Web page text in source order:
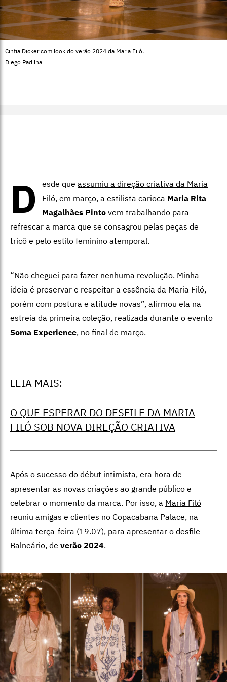
Cintia Dicker com look do verão 2024 da Maria Filó.
Diego Padilha
D esde que assumiu a direção criativa da Maria
Filó, em março, a estilista carioca Maria Rita
Magalhães Pinto vem trabalhando para
refrescar a marca que se consagrou pelas peças de
tricô e pelo estilo feminino atemporal.
“Não cheguei para fazer nenhuma revolução. Minha
ideia é preservar e respeitar a essência da Maria Filó,
porém com postura e atitude novas”, afirmou ela na
estreia da primeira coleção, realizada durante o evento
Soma Experience, no final de março.
LEIA MAIS:
O QUE ESPERAR DO DESFILE DA MARIA
FILÓ SOB NOVA DIREÇÃO CRIATIVA
Após o sucesso do début intimista, era hora de
apresentar as novas criações ao grande público e
celebrar o momento da marca. Por isso, a Maria Filó
reuniu amigas e clientes no Copacabana Palace, na
última terça-feira (19.07), para apresentar o desfile
Balneário, de verão 2024.